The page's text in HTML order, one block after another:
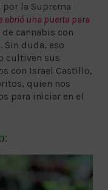
por la Suprema
abrió una puerta para
de cannabis con
duda, eso
cultiven sus
con Israel Castillo,
quien nos
para iniciar en el